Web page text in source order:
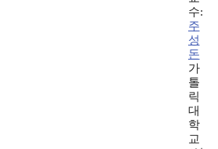
수:
주
성
돈
가
톨
릭
대
학
교